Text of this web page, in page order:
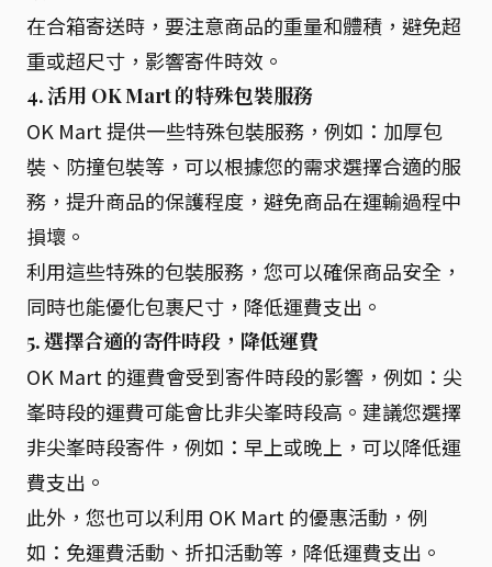
在合箱寄送時，要注意商品的重量和體積，避免超
重或超尺寸，影響寄件時效。
4. 活用 OK Mart 的特殊包裝服務
OK Mart 提供一些特殊包裝服務，例如：加厚包
裝、防撞包裝等，可以根據您的需求選擇合適的服
務，提升商品的保護程度，避免商品在運輸過程中
損壞。
利用這些特殊的包裝服務，您可以確保商品安全，
同時也能優化包裹尺寸，降低運費支出。
5. 選擇合適的寄件時段，降低運費
OK Mart 的運費會受到寄件時段的影響，例如：尖
峯時段的運費可能會比非尖峯時段高。建議您選擇
非尖峯時段寄件，例如：早上或晚上，可以降低運
費支出。
此外，您也可以利用 OK Mart 的優惠活動，例
如：免運費活動、折扣活動等，降低運費支出。